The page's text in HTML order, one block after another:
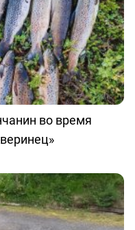
во время